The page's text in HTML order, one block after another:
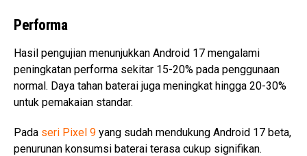
Performa
Hasil pengujian menunjukkan Android 17 mengalami
peningkatan performa sekitar 15-20% pada penggunaan
normal. Daya tahan baterai juga meningkat hingga 20-30%
untuk pemakaian standar.
Pada seri Pixel 9 yang sudah mendukung Android 17 beta,
penurunan konsumsi baterai terasa cukup signifikan.